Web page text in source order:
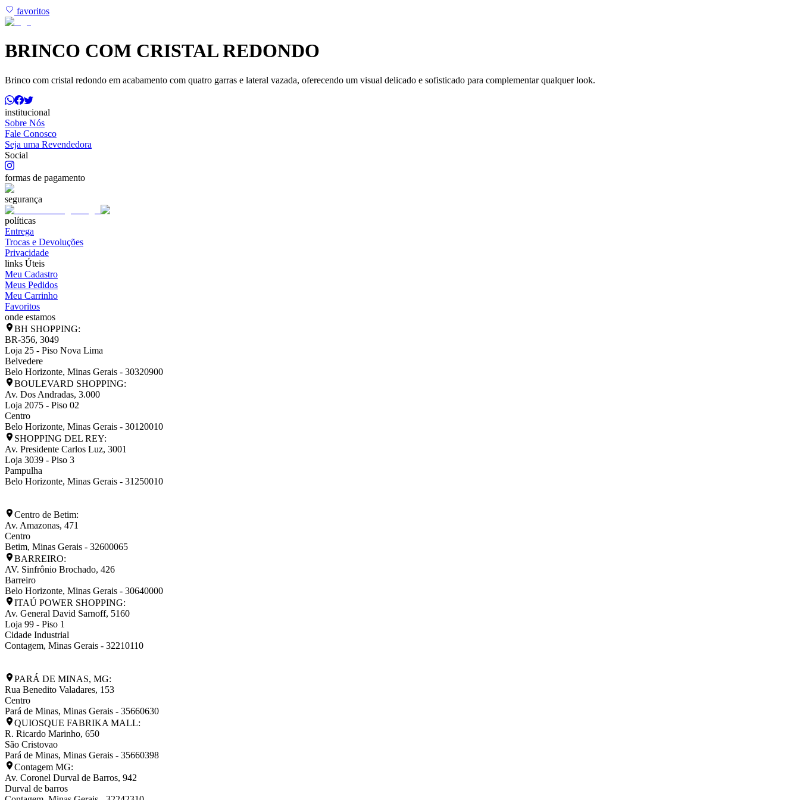
favoritos
BRINCO COM CRISTAL REDONDO
Brinco com cristal redondo em acabamento com quatro garras e lateral vazada, oferecendo um visual delicado e sofisticado para complementar qualquer look.
institucional
Sobre Nós
Fale Conosco
Seja uma Revendedora
Social
formas de pagamento
segurança
políticas
Entrega
Trocas e Devoluções
Privacidade
links Úteis
Meu Cadastro
Meus Pedidos
Meu Carrinho
Favoritos
onde estamos
BH SHOPPING:
BR-356, 3049
Loja 25 - Piso Nova Lima
Belvedere
Belo Horizonte, Minas Gerais - 30320900
BOULEVARD SHOPPING:
Av. Dos Andradas, 3.000
Loja 2075 - Piso 02
Centro
Belo Horizonte, Minas Gerais - 30120010
SHOPPING DEL REY:
Av. Presidente Carlos Luz, 3001
Loja 3039 - Piso 3
Pampulha
Belo Horizonte, Minas Gerais - 31250010
Centro de Betim:
Av. Amazonas, 471
Centro
Betim, Minas Gerais - 32600065
BARREIRO:
AV. Sinfrônio Brochado, 426
Barreiro
Belo Horizonte, Minas Gerais - 30640000
ITAÚ POWER SHOPPING:
Av. General David Sarnoff, 5160
Loja 99 - Piso 1
Cidade Industrial
Contagem, Minas Gerais - 32210110
PARÁ DE MINAS, MG:
Rua Benedito Valadares, 153
Centro
Pará de Minas, Minas Gerais - 35660630
QUIOSQUE FABRIKA MALL:
R. Ricardo Marinho, 650
São Cristovao
Pará de Minas, Minas Gerais - 35660398
Contagem MG:
Av. Coronel Durval de Barros, 942
Durval de barros